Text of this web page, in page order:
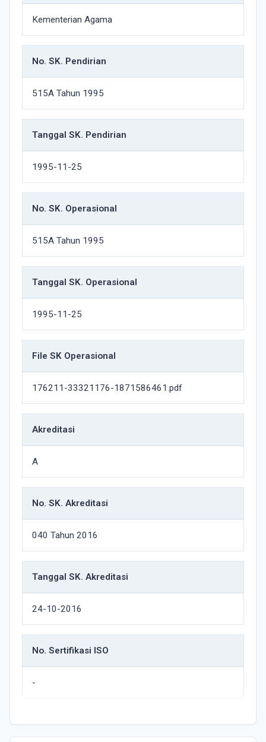
Kementerian Agama
No. SK. Pendirian
515A Tahun 1995
Tanggal SK. Pendirian
1995-11-25
No. SK. Operasional
515A Tahun 1995
Tanggal SK. Operasional
1995-11-25
File SK Operasional
176211-33321176-1871586461.pdf
Akreditasi
A
No. SK. Akreditasi
040 Tahun 2016
Tanggal SK. Akreditasi
24-10-2016
No. Sertifikasi ISO
-